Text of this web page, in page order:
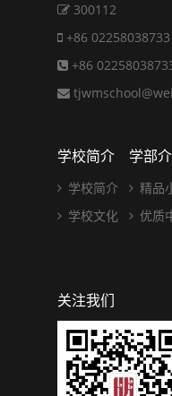
300112
+86 02258038733
+86
学校简介
学校简介
学校文化
学部
精品
优质
关注我们